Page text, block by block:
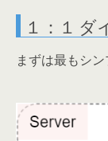
１：１ ダ
まずは最もシ